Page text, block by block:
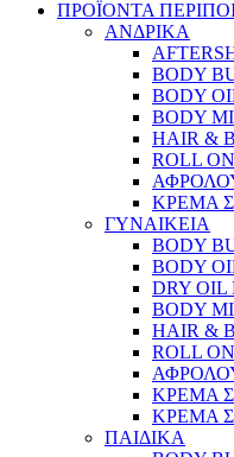
ΠΡΟΪΟΝΤΑ
ΑΝΔΡΙΚΑ
BODY
BODY
BODY
HAIR &
ROLL ON
ΚΡΕΜΑ
ΓΥΝΑΙΚΕΙΑ
BODY
BODY
DRY
BODY
HAIR &
ROLL ON
ΚΡΕΜΑ
ΚΡΕΜΑ
ΠΑΙΔΙΚΑ